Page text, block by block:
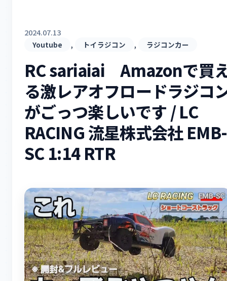
2024.07.13
Youtube , トイラジコン , ラジコンカー
RC sariaiai Amazonで買
る激レアオフロードラジコ
がごっつ楽しいです / LC
RACING 流星株式会社 EMB-
SC 1:14 RTR